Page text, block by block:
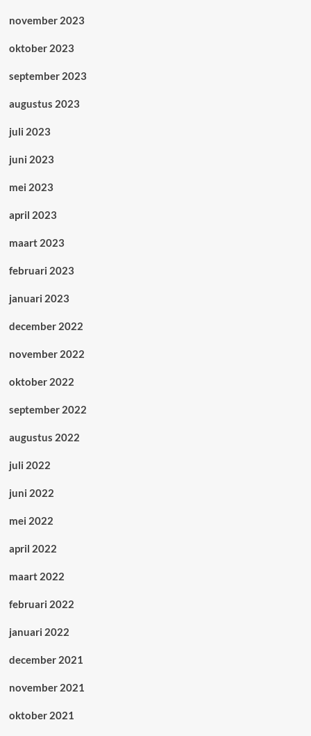
november 2023
oktober 2023
september 2023
augustus 2023
juli 2023
juni 2023
mei 2023
april 2023
maart 2023
februari 2023
januari 2023
december 2022
november 2022
oktober 2022
september 2022
augustus 2022
juli 2022
juni 2022
mei 2022
april 2022
maart 2022
februari 2022
januari 2022
december 2021
november 2021
oktober 2021